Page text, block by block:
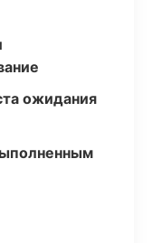
ожидания